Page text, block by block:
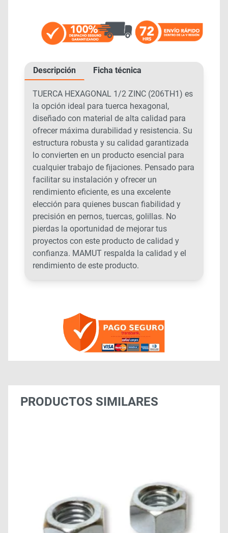
Descripción Ficha técnica
TUERCA HEXAGONAL 1/2 ZINC (206TH1) es
la opción ideal para tuerca hexagonal,
diseñado con material de alta calidad para
ofrecer máxima durabilidad y resistencia. Su
estructura robusta y su calidad garantizada
lo convierten en un producto esencial para
cualquier trabajo de fijaciones. Pensado para
facilitar su instalación y ofrecer un
rendimiento eficiente, es una excelente
elección para quienes buscan fiabilidad y
precisión en pernos, tuercas, golillas. No
pierdas la oportunidad de mejorar tus
proyectos con este producto de calidad y
confianza. MAMUT respalda la calidad y el
rendimiento de este producto.
PRODUCTOS SIMILARES